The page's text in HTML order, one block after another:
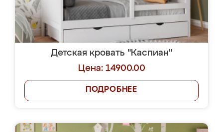
Детская кровать "Каспиан"
Цена: 14900.00
ПОДРОБНЕЕ